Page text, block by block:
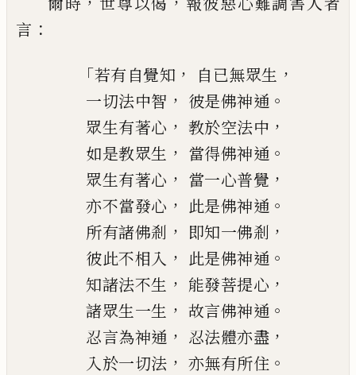
言 ：
「若有自覺知 ， 自已無眾生 ，
一切法中智 ， 彼是佛神通 。
眾生有著心 ， 教於空法中 ，
如是教眾生 ， 當得佛神通 。
眾生有著心 ， 當一心普覺 ，
亦不當發心 ， 此是佛神通 。
所有諸佛剎 ， 即知一佛剎 ，
彼此不相入 ， 此是佛神通 。
知諸法不生 ， 能發菩提心 ，
諸眾生一生 ， 故言佛神通 。
忍言為神通 ， 忍法體亦盡 ，
入於一切法 ， 亦無有所住 。